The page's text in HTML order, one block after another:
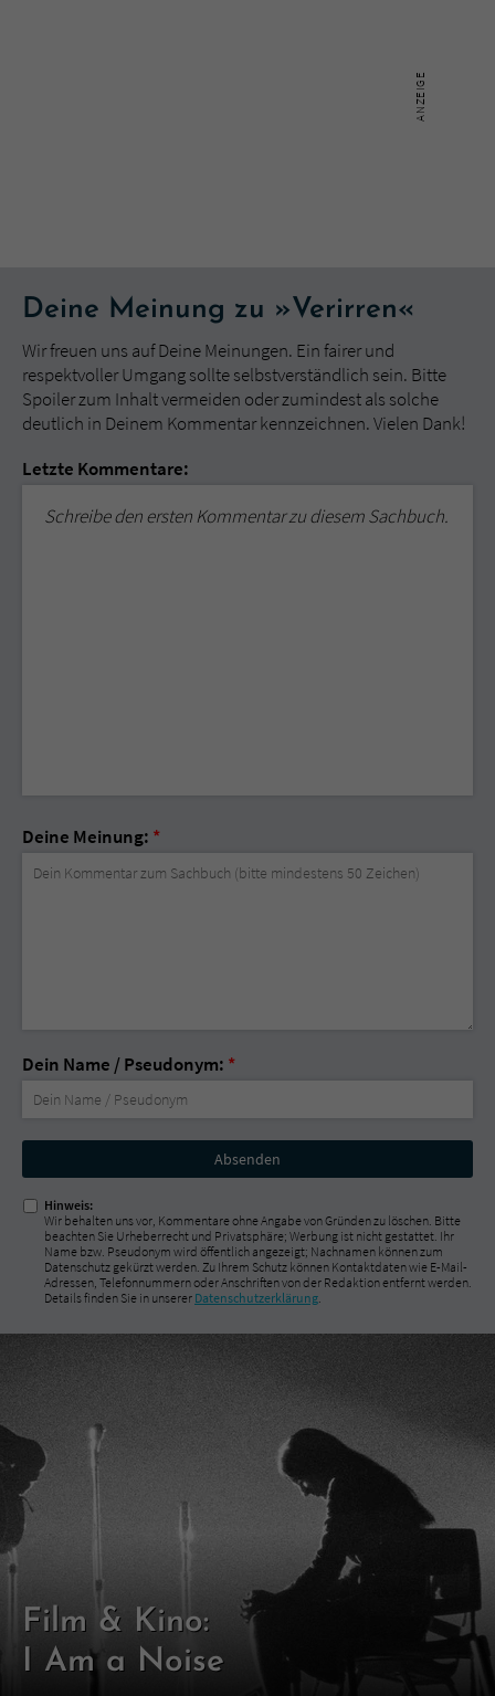
Deine Meinung zu »Verirren«
Wir freuen uns auf Deine Meinungen. Ein fairer und
respektvoller Umgang sollte selbstverständlich sein. Bitte
Spoiler zum Inhalt vermeiden oder zumindest als solche
deutlich in Deinem Kommentar kennzeichnen. Vielen Dank!
Letzte Kommentare:
Schreibe den ersten Kommentar zu diesem Sachbuch.
Deine Meinung: *
Dein Name / Pseudonym: *
Nicht
ausfüllen!
Hinweis:
Wir behalten uns vor, Kommentare ohne Angabe von Gründen zu löschen. Bitte
beachten Sie Urheberrecht und Privatsphäre; Werbung ist nicht gestattet. Ihr
Name bzw. Pseudonym wird öffentlich angezeigt; Nachnamen können zum
Datenschutz gekürzt werden. Zu Ihrem Schutz können Kontaktdaten wie E-Mail-
Adressen, Telefonnummern oder Anschriften von der Redaktion entfernt werden.
Details finden Sie in unserer Datenschutzerklärung
Film & Kino:
I Am a Noise